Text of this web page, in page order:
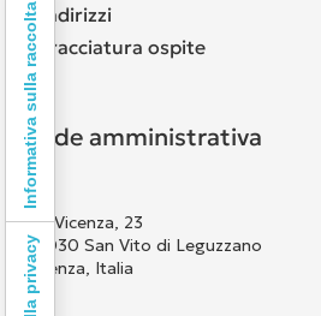
Indirizzi
Tracciatura ospite
Sede amministrativa
Via Vicenza, 23
36030 San Vito di Leguzzano
Vicenza, Italia
Informativa sulla raccolta